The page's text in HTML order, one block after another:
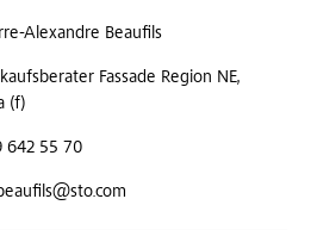
Alexandre Beaufils
Fassade Region NE,
(f)
642 55 70